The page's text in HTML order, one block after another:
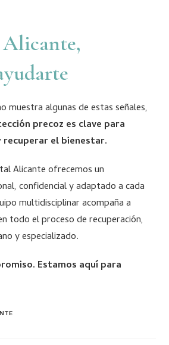
muestra algunas de estas señales,
precoz es clave para
el bienestar.
Alicante ofrecemos un
confidencial y adaptado a cada
multidisciplinar acompaña a
todo el proceso de recuperación,
y especializado.
Estamos aquí para